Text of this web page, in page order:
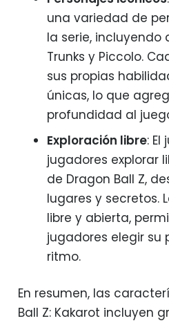
una variedad de
la serie, incluyendo
Trunks y Piccolo.
sus propias
únicas, lo que
profundidad al
Exploración libre:
jugadores explorar
de Dragon Ball Z,
lugares y secretos.
libre y abierta,
jugadores elegir su
ritmo.
En resumen, las
Ball Z: Kakarot incluyen